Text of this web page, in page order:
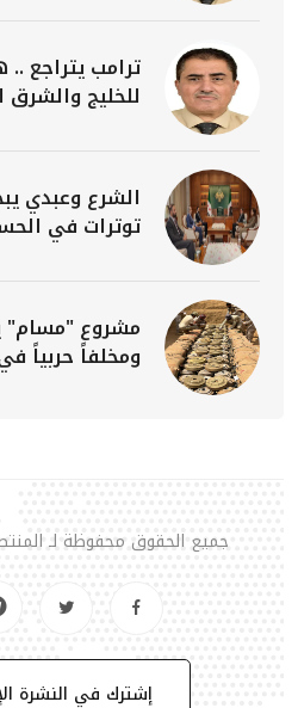
ترامب يتراجع
للخليج
الشرع وعبدي
توترات في
ومخلفاً حربياً
جميع الحقوق محفوظة لـ المنتصف نت
إشترك في النشرة